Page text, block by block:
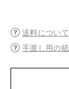
送料について
手渡し用の